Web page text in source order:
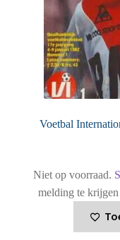
Voetbal
Niet op voorraad.
melding te